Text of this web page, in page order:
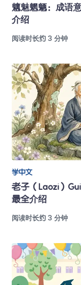
魑魅魍魉：成语
介绍
阅读时长约 3 分钟
学中文
老子（Laozi）
最全介绍
阅读时长约 3 分钟